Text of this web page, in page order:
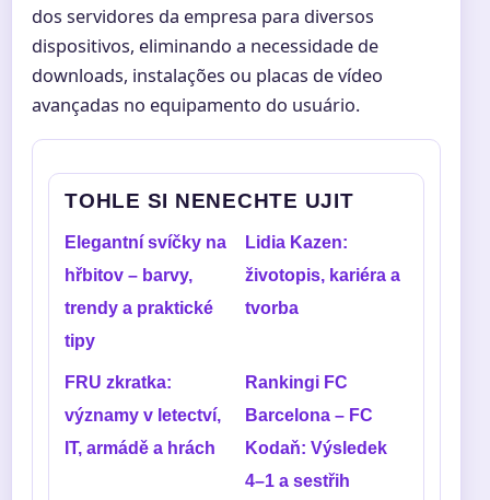
dos servidores da empresa para diversos
dispositivos, eliminando a necessidade de
downloads, instalações ou placas de vídeo
avançadas no equipamento do usuário.
TOHLE SI NENECHTE UJIT
Elegantní svíčky na
hřbitov – barvy,
trendy a praktické
tipy
Lidia Kazen:
životopis, kariéra a
tvorba
FRU zkratka:
významy v letectví,
IT, armádě a hrách
Rankingi FC
Barcelona – FC
Kodaň: Výsledek
4–1 a sestřih